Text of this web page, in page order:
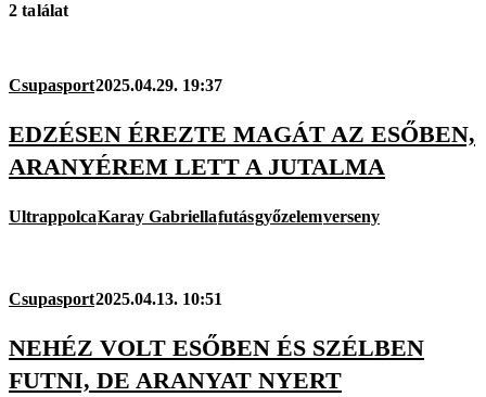
2 találat
Csupasport2025.04.29. 19:37
EDZÉSEN ÉREZTE MAGÁT AZ ESŐBEN,
ARANYÉREM LETT A JUTALMA
UltrappolcaKaray Gabriellafutásgyőzelemverseny
Csupasport2025.04.13. 10:51
NEHÉZ VOLT ESŐBEN ÉS SZÉLBEN
FUTNI, DE ARANYAT NYERT